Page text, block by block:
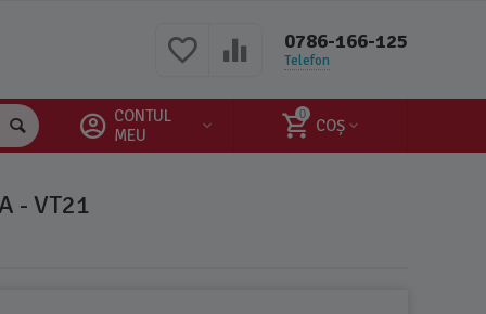
0786-166-125
Telefon
0
COȘ
CONTUL
MEU
- VT21